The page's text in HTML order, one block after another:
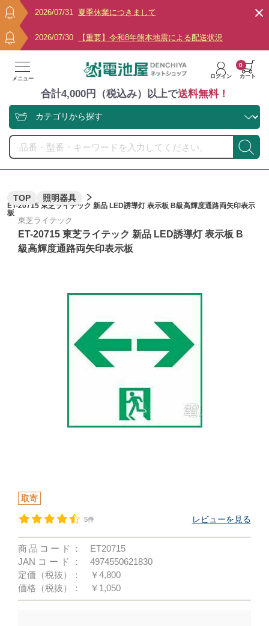
2026/07/31 夏季休業につきまして
2026/07/30 【重要】令和8年熊本地震による配送状況
メニュー ログイン カート
0
合計4,000円（税込み）以上で送料無料！
TOP 照明器具
ET-20715 東芝ライテック 新品 LED誘導灯 表示板 B級高輝度通路両矢印表示
板
東芝ライテック
ET-20715 東芝ライテック 新品 LED誘導灯 表示板 B
級高輝度通路両矢印表示板
取寄
5件 レビューを見る
商品コード：
ET20715
JANコード：
4974550621830
定価（税抜）：
￥4,800
価格（税抜）：
￥1,050